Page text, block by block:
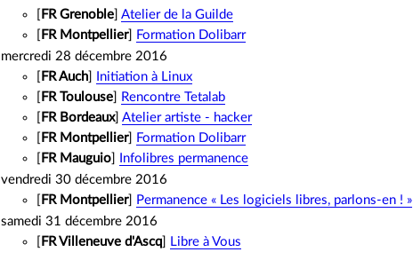
[ FR Grenoble]Atelier de la Guilde
[ FR Montpellier] Formation Dolibarr
mercredi 28 décembre 2016
[ FR Auch] Initiation à Linux
[ FR Toulouse] Rencontre Tetalab
[ FR Bordeaux]Atelier artiste - hacker
[ FR Montpellier] Formation Dolibarr
[ FR Mauguio] Infolibres permanence
vendredi 30 décembre 2016
[ FR Montpellier] Permanence « Les logiciels libres, parlons-en ! »
samedi 31 décembre 2016
[ FR Villeneuve d'Ascq] Libre à Vous